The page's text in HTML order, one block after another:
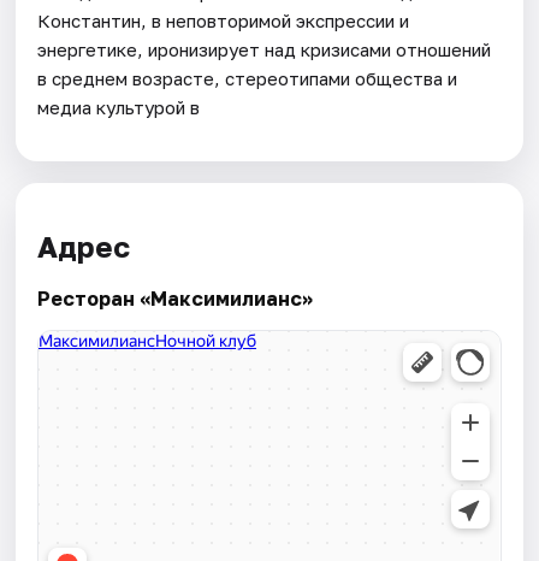
Константин, в неповторимой экспрессии и
энергетике, иронизирует над кризисами отношений
в среднем возрасте, стереотипами общества и
медиа культурой в
Адрес
Ресторан «Максимилианс»